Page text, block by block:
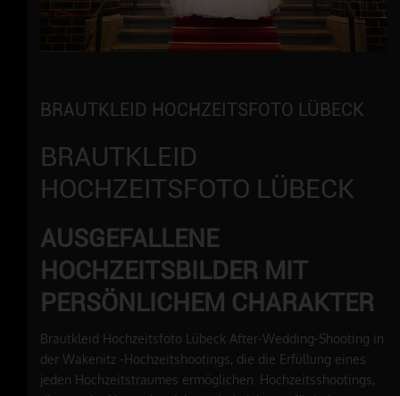
BRAUTKLEID HOCHZEITSFOTO LÜBECK
BRAUTKLEID
HOCHZEITSFOTO LÜBECK
AUSGEFALLENE
HOCHZEITSBILDER MIT
PERSÖNLICHEM CHARAKTER
Brautkleid Hochzeitsfoto Lübeck After-Wedding-Shooting in
der Wakenitz -Hochzeitshootings, die die Erfüllung eines
jeden Hochzeitstraumes ermöglichen. Hochzeitsshootings,